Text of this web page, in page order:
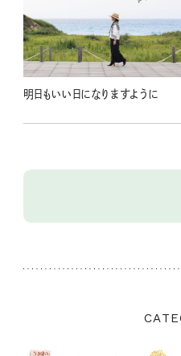
明日もいい日になりますように